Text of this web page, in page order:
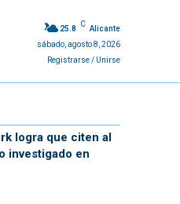
25.8
C
Alicante
sábado, agosto 8, 2026
Registrarse / Unirse
logra que citen al
investigado en